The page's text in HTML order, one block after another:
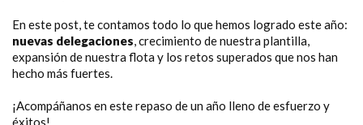
En este post, te contamos todo lo que hemos logrado este año:
nuevas delegaciones , crecimiento de nuestra plantilla,
expansión de nuestra flota y los retos superados que nos han
hecho más fuertes.
¡Acompáñanos en este repaso de un año lleno de esfuerzo y
éxitos!